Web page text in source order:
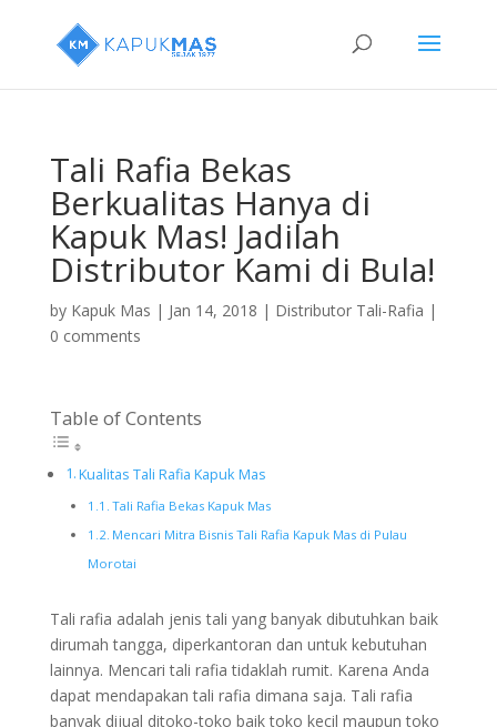
Tali Rafia Bekas
Berkualitas Hanya di
Kapuk Mas! Jadilah
Distributor Kami di Bula!
by Kapuk Mas | Jan 14, 2018 | Distributor Tali-Rafia |
0 comments
Table of Contents
Kualitas Tali Rafia Kapuk Mas
Tali Rafia Bekas Kapuk Mas
Mencari Mitra Bisnis Tali Rafia Kapuk Mas di Pulau
Morotai
Tali rafia adalah jenis tali yang banyak dibutuhkan baik
dirumah tangga, diperkantoran dan untuk kebutuhan
lainnya. Mencari tali rafia tidaklah rumit. Karena Anda
dapat mendapakan tali rafia dimana saja. Tali rafia
banyak dijual ditoko-toko baik toko kecil maupun toko